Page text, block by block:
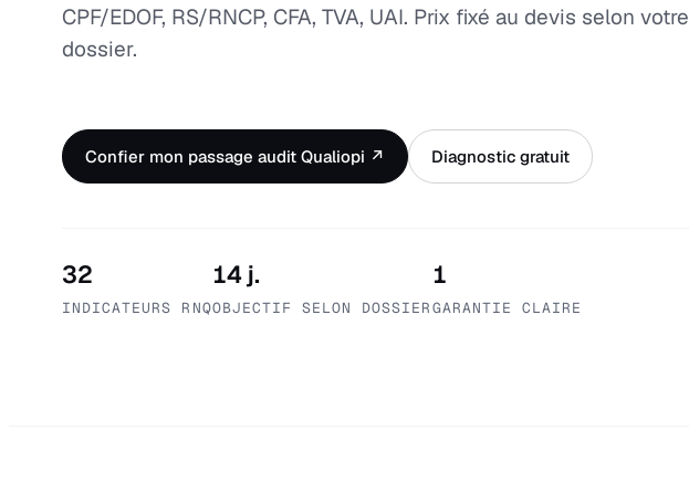
CPF/EDOF, RS/RNCP, CFA, TVA, UAI. Prix fixé au devis selon votre
dossier.
Confier mon passage audit Qualiopi ↗ Diagnostic gratuit
32
INDICATEURS RNQ
14 j.
OBJECTIF SELON DOSSIER
1
GARANTIE CLAIRE